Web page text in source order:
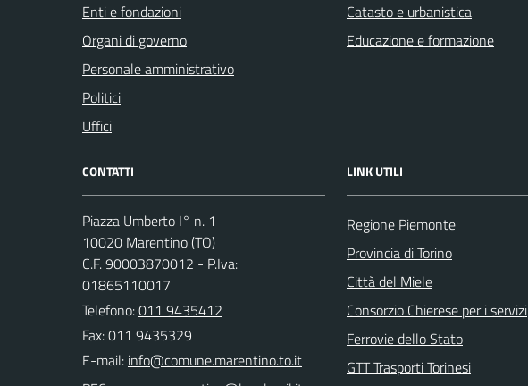
Enti e fondazioni
Organi di governo
Personale amministrativo
Politici
Uffici
Catasto e urbanistica
Educazione e formazione
CONTATTI
Piazza Umberto I° n. 1
10020 Marentino (TO)
C.F. 90003870012 - P.Iva:
01865110017
Telefono:011 9435412
Fax: 011 9435329
E-mail:
LINK UTILI
Regione Piemonte
Provincia di Torino
Città del Miele
Consorzio Chierese per i servizi
Ferrovie dello Stato
GTT Trasporti Torinesi